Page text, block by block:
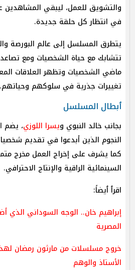
والتشويق للعمل، ليبقي
في انتظار كل حلقة جديدة.
يتطرق المسلسل إلى عالم البورصة
تتشابك مع حياة الشخصيات ومع
ماضي الشخصيات وتظهر العلاقات
تغييرات جذرية في سلوكهم وحياتهم.
ٲبطال المسلسل
بجانب خالد النبوي ويسرا اللوزي، يضم
النجوم الذين أبدعوا في تقديم
كما يشرف على إخراج العمل مخرج
السينمائية الراقية والإنتاج الاحترافي.
اقرٲ ٲيضاً:
إبراهيم خان.. الوجه السوداني الذي
المصرية
الأستاذ والوهم